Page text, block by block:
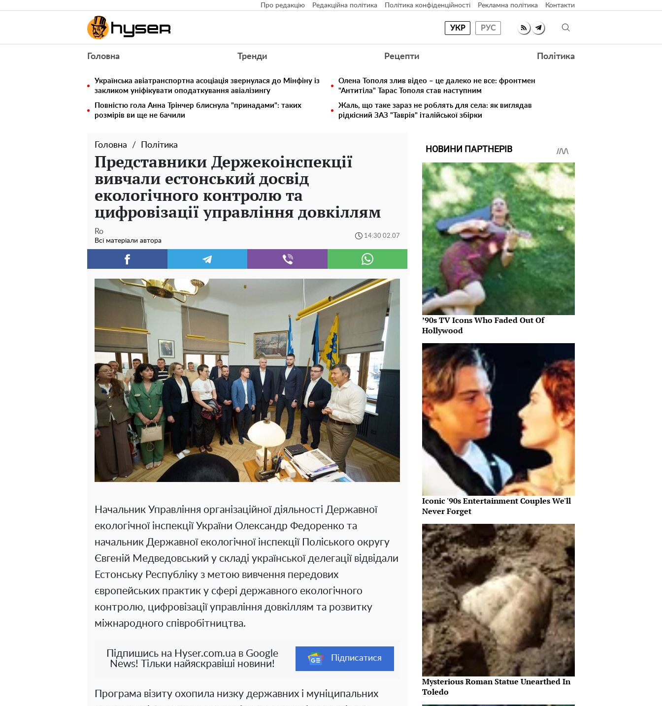
Про редакцію Редакційна політика Політика конфіденційності Рекламна політика Контакти
УКР РУС
Головна Тренди Рецепти Політика
Українська авіатранспортна асоціація звернулася до Мінфіну із
закликом уніфікувати оподаткування авіалізингу
Олена Тополя злив відео – це далеко не все: фронтмен
"Антитіла" Тарас Тополя став наступним
Повністю гола Анна Трінчер блиснула "принадами": таких
розмірів ви ще не бачили
Жаль, що таке зараз не роблять для села: як виглядав
рідкісний ЗАЗ "Таврія" італійської збірки
Головна Політика
Представники Держекоінспекції
вивчали естонський досвід
екологічного контролю та
цифровізації управління довкіллям
Ro
Всі матеріали автора
14:30 02.07
Начальник Управління організаційної діяльності Державної
екологічної інспекції України Олександр Федоренко та
начальник Державної екологічної інспекції Поліського округу
Євгеній Медведовський у складі української делегації відвідали
Естонську Республіку з метою вивчення передових
європейських практик у сфері державного екологічного
контролю, цифровізації управління довкіллям та розвитку
міжнародного співробітництва.
Підпишись на Hyser.com.ua в Google
News! Тільки найяскравіші новини!
Підписатися
Програма візиту охопила низку державних і муніципальних
НОВИНИ ПАРТНЕРІВ
’90s TV Icons Who Faded Out Of
Hollywood
Iconic '90s Entertainment Couples We'll
Never Forget
Mysterious Roman Statue Unearthed In
Toledo